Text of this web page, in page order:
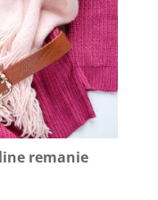
remanie